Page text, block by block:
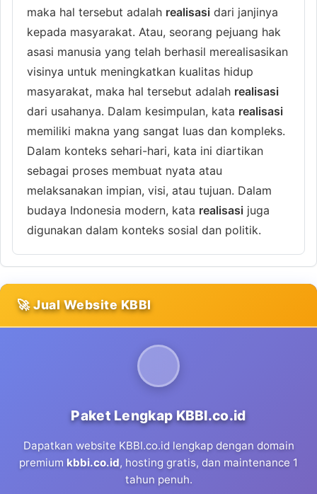
maka hal tersebut adalah realisasi dari janjinya
kepada masyarakat. Atau, seorang pejuang hak
asasi manusia yang telah berhasil merealisasikan
visinya untuk meningkatkan kualitas hidup
masyarakat, maka hal tersebut adalah realisasi
dari usahanya. Dalam kesimpulan, kata realisasi
memiliki makna yang sangat luas dan kompleks.
Dalam konteks sehari-hari, kata ini diartikan
sebagai proses membuat nyata atau
melaksanakan impian, visi, atau tujuan. Dalam
budaya Indonesia modern, kata realisasi juga
digunakan dalam konteks sosial dan politik.
🚀 Jual Website KBBI
Paket Lengkap KBBI.co.id
Dapatkan website KBBI.co.id lengkap dengan domain
premium kbbi.co.id, hosting gratis, dan maintenance 1
tahun penuh.